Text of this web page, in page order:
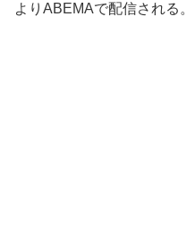
よりABEMAで配信される。